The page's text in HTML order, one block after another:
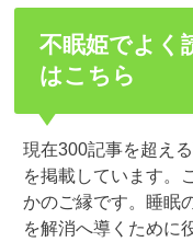
不眠姫でよく
はこちら
現在300記事を超え
を掲載しています。
かのご縁です。睡眠
を解消へ導くために